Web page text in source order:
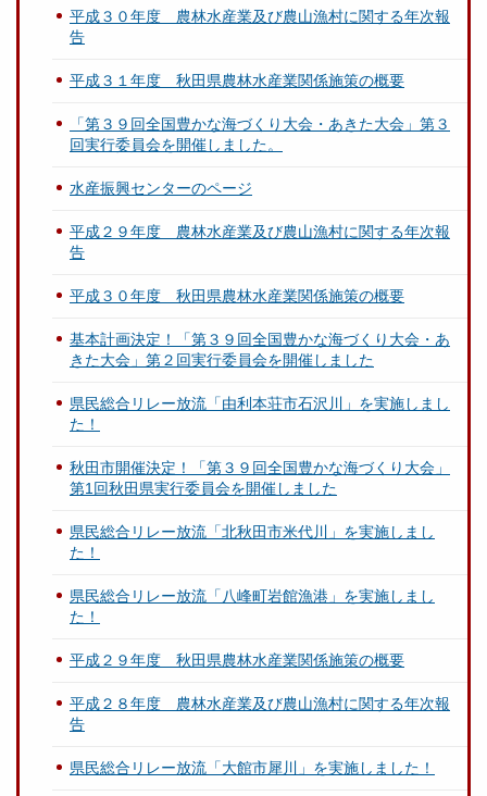
平成３０年度 農林水産業及び農山漁村に関する年次報
告
平成３１年度 秋田県農林水産業関係施策の概要
「第３９回全国豊かな海づくり大会・あきた大会」第３
回実行委員会を開催しました。
水産振興センターのページ
平成２９年度 農林水産業及び農山漁村に関する年次報
告
平成３０年度 秋田県農林水産業関係施策の概要
基本計画決定！「第３９回全国豊かな海づくり大会・あ
きた大会」第２回実行委員会を開催しました
県民総合リレー放流「由利本荘市石沢川」を実施しまし
た！
秋田市開催決定！「第３９回全国豊かな海づくり大会」
第1回秋田県実行委員会を開催しました
県民総合リレー放流「北秋田市米代川」を実施しまし
た！
県民総合リレー放流「八峰町岩館漁港」を実施しまし
た！
平成２９年度 秋田県農林水産業関係施策の概要
平成２８年度 農林水産業及び農山漁村に関する年次報
告
県民総合リレー放流「大館市犀川」を実施しました！